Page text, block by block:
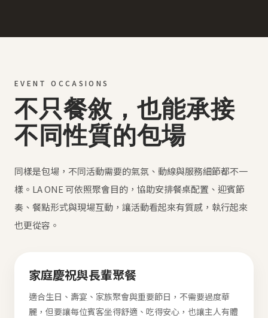
EVENT OCCASIONS
不只餐敘，也能承接
不同性質的包場
同樣是包場，不同活動需要的氣氛、動線與服務細節都不一
樣。LA ONE 可依照聚會目的，協助安排餐桌配置、迎賓節
奏、餐點形式與現場互動，讓活動看起來有質感，執行起來
也更從容。
家庭慶祝與長輩聚餐
適合生日、壽宴、家族聚會與重要節日，不需要過度華
麗，但要讓每位賓客坐得舒適、吃得安心，也讓主人有體